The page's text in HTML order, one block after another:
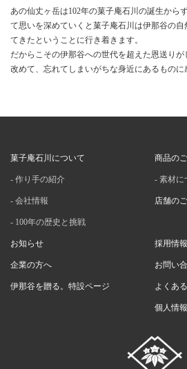
あの仙丈ヶ岳は102年の菓子庵石川の誕生から
て思いを深めていくと菓子庵石川は伊那谷の
てきたということに行き着きます。
だからこその伊那谷への世代を超えた恩送りが
改めて、忘れてしまいがちな身近にあるものに
菓子庵石川について
作り手の紹介
会社情報
100年の歴史と挑戦
商品の
素材に
店舗の
お知らせ
企業の方へ
伊那谷を贈る。特設ページ
採用情報
お問い
よくあ
個人情